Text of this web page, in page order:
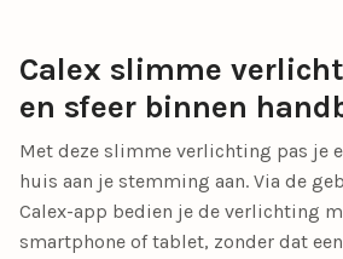
Calex slimme
en sfeer binnen
Met deze slimme verlichting pas je
huis aan je stemming aan. Via de
Calex-app bedien je de verlichting
smartphone of tablet, zonder dat